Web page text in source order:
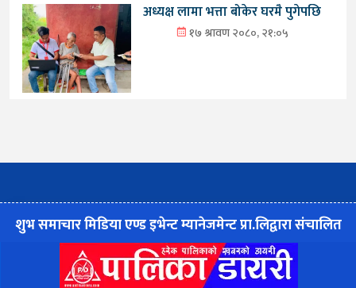
अध्यक्ष लामा भत्ता बोकेर घरमै पुगेपछि
१७ श्रावण २०८०, २१:०५
शुभ समाचार मिडिया एण्ड इभेन्ट म्यानेजमेन्ट प्रा.लिद्वारा संचालित